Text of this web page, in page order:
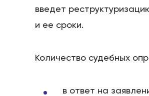
введет
и ее сроки.
Количество судебных
в ответ на